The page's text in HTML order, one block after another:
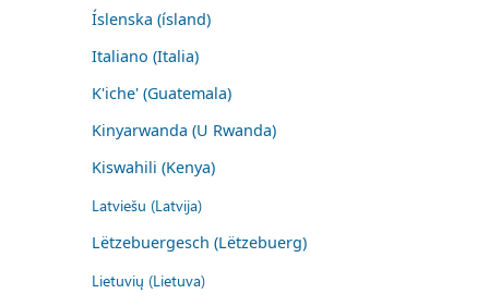
Íslenska (ísland)
Italiano (Italia)
K'iche' (Guatemala)
Kinyarwanda (U Rwanda)
Kiswahili (Kenya)
Latviešu (Latvija)
Lëtzebuergesch (Lëtzebuerg)
Lietuvių (Lietuva)